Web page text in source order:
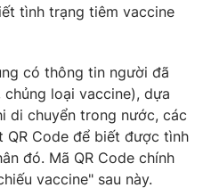
lòng Việt
mình bằng AI
tình trạng tiêm vaccine
có thông tin người đã
loại vaccine), dựa
di chuyển trong nước, các
Code để biết được tình
đó. Mã QR Code chính
vaccine" sau này.